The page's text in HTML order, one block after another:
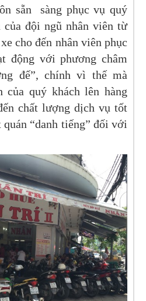
sẵn sàng phục vụ quý
của đội ngũ nhân viên từ
cho đến nhân viên phục
động với phương châm
đế”, chính vì thế mà
quý khách lên hàng
chất lượng dịch vụ tốt
“danh tiếng” đối với